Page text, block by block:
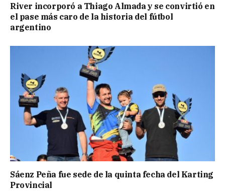
River incorporó a Thiago Almada y se convirtió en
el pase más caro de la historia del fútbol
argentino
Sáenz Peña fue sede de la quinta fecha del Karting
Provincial